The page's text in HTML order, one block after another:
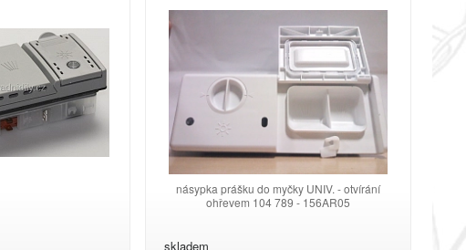
- 156AR05
násypka prášku do myčky UNIV. - otvírání
ohřevem 104 789 - 156AR05
skladem